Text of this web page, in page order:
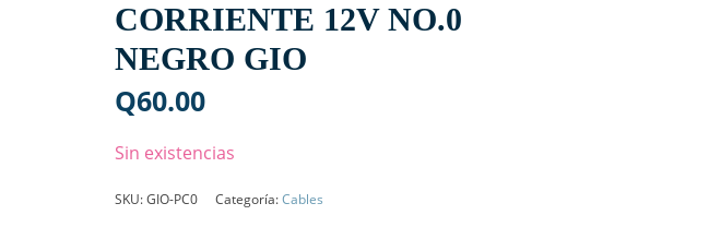
CORRIENTE 12V NO.0
NEGRO GIO
Q60.00
Sin existencias
SKU:GIO-PC0 Categoría:Cables